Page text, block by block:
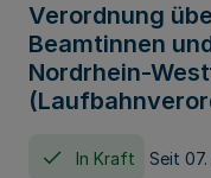
Verordnung
Beamtinnen
Nordrhein-
In Kraft Seit